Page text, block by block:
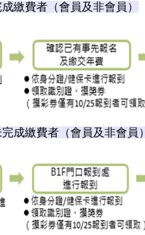
繳費者（會員及非會員）
成繳費者（會員及非會員）